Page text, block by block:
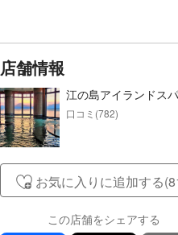
店舗情報
江の島アイランドスパ
口コミ(782)
お気に入りに追加する
この店舗をシェアする